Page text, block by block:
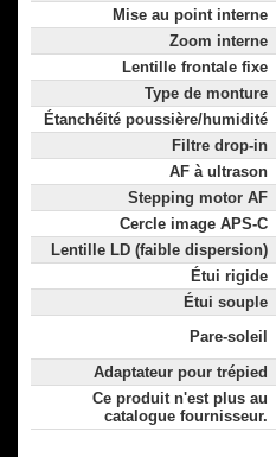
Mise au point interne
Zoom interne
Lentille frontale fixe
Type de monture
Étanchéité poussière/humidité
Filtre drop-in
AF à ultrason
Stepping motor AF
Cercle image APS-C
Lentille LD (faible dispersion)
Étui rigide
Étui souple
Pare-soleil
Adaptateur pour trépied
Ce produit n'est plus au
catalogue fournisseur.